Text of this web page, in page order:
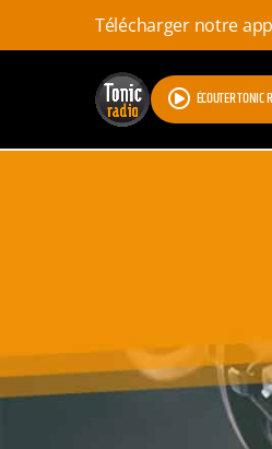
Télécharger notre
ÉCOUTER TONIC